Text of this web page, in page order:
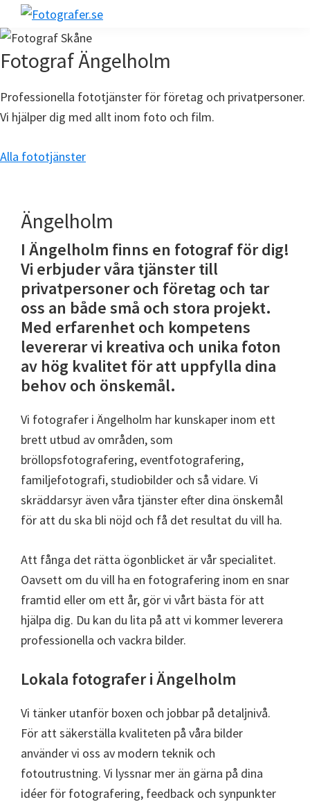
Hoppa
till
huvudnavigering
Hoppa
till
huvudinnehåll
Hoppa
till
sidfot
Fotografer.se
Fotograf Ängelholm
Professionella fototjänster för företag och privatpersoner.
Vi hjälper dig med allt inom foto och film.
Alla fototjänster
Ängelholm
I Ängelholm finns en fotograf för dig!
Vi erbjuder våra tjänster till
privatpersoner och företag och tar
oss an både små och stora projekt.
Med erfarenhet och kompetens
levererar vi kreativa och unika foton
av hög kvalitet för att uppfylla dina
behov och önskemål.
Vi fotografer i Ängelholm har kunskaper inom ett
brett utbud av områden, som
bröllopsfotografering, eventfotografering,
familjefotografi, studiobilder och så vidare. Vi
skräddarsyr även våra tjänster efter dina önskemål
för att du ska bli nöjd och få det resultat du vill ha.
Att fånga det rätta ögonblicket är vår specialitet.
Oavsett om du vill ha en fotografering inom en snar
framtid eller om ett år, gör vi vårt bästa för att
hjälpa dig. Du kan du lita på att vi kommer leverera
professionella och vackra bilder.
Lokala fotografer i Ängelholm
Vi tänker utanför boxen och jobbar på detaljnivå.
För att säkerställa kvaliteten på våra bilder
använder vi oss av modern teknik och
fotoutrustning. Vi lyssnar mer än gärna på dina
idéer för fotografering, feedback och synpunkter